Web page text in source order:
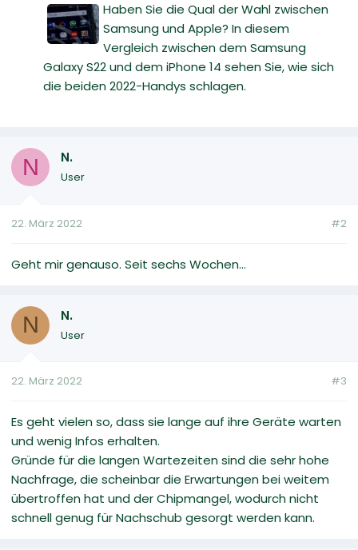
Haben Sie die Qual der Wahl zwischen
Samsung und Apple? In diesem
Vergleich zwischen dem Samsung
Galaxy S22 und dem iPhone 14 sehen Sie, wie sich
die beiden 2022-Handys schlagen.
N N.
User
22. März 2022 #2
Geht mir genauso. Seit sechs Wochen...
N N.
User
22. März 2022 #3
Es geht vielen so, dass sie lange auf ihre Geräte warten
und wenig Infos erhalten.
Gründe für die langen Wartezeiten sind die sehr hohe
Nachfrage, die scheinbar die Erwartungen bei weitem
übertroffen hat und der Chipmangel, wodurch nicht
schnell genug für Nachschub gesorgt werden kann.